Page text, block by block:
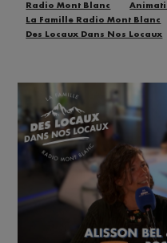
Radio Mont Blanc
La Famille Radio Mont Blanc
Des Locaux Dans Nos Locaux